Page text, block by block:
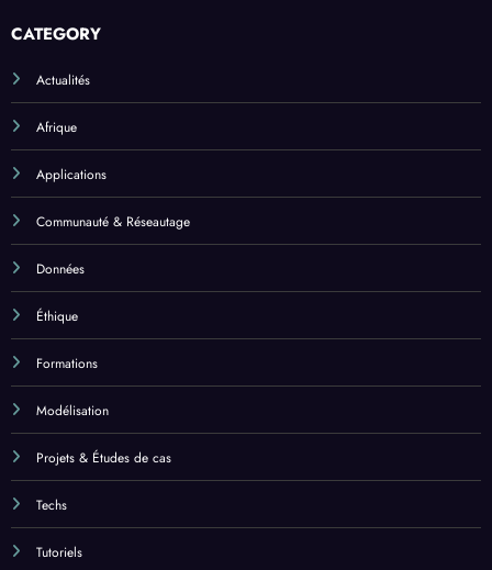
CATEGORY
Actualités
Afrique
Applications
Communauté & Réseautage
Données
Éthique
Formations
Modélisation
Projets & Études de cas
Techs
Tutoriels